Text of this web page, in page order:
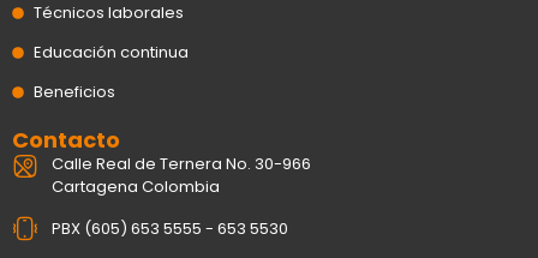
Técnicos laborales
Educación continua
Beneficios
Contacto
Calle Real de Ternera No. 30-966
Cartagena Colombia
PBX (605) 653 5555 - 653 5530